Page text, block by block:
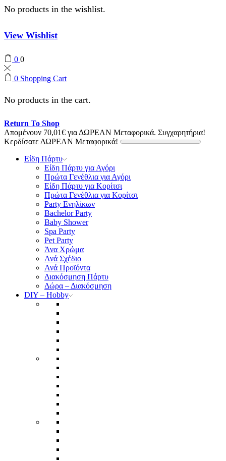
No products in the wishlist.
View Wishlist
0 0
0 Shopping Cart
No products in the cart.
Return To Shop
Απομένουν 70,01€ για ΔΩΡΕΑΝ Μεταφορικά. Συγχαρητήρια!
Κερδίσατε ΔΩΡΕΑΝ Μεταφορικά!
Είδη Πάρτυ
Είδη Πάρτυ για Αγόρι
Πρώτα Γενέθλια για Αγόρι
Είδη Πάρτυ για Κορίτσι
Πρώτα Γενέθλια για Κορίτσι
Party Ενηλίκων
Bachelor Party
Baby Shower
Spa Party
Pet Party
Άνα Χρώμα
Ανά Σχέδιο
Ανά Προϊόντα
Διακόσμηση Πάρτυ
Δώρα – Διακόσμηση
DIY – Hobby